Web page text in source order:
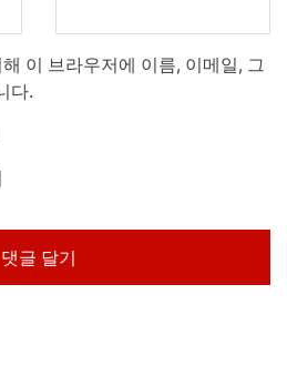
이 브라우저에 이름, 이메일, 그
다.